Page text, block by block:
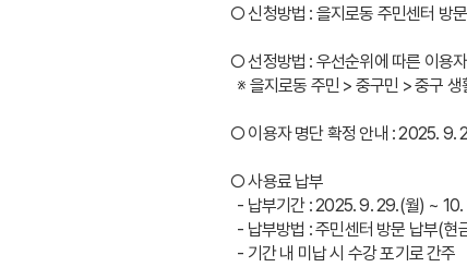
○ 신청방법 : 을지로동 주민센터 방
○ 선정방법 : 우선순위에 따른 이용
※ 을지로동 주민 > 중구민 > 중구
○ 이용자 명단 확정 안내 : 2025. 9.
○ 사용료 납부
- 납부기간 : 2025. 9. 29.(월) ~ 10.
- 납부방법 : 주민센터 방문 납부(
  - 기간 내 미납 시 수강 포기로 간주